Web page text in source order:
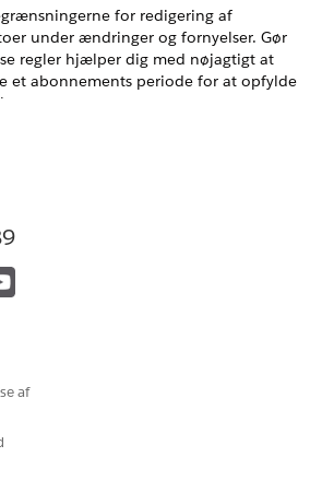
for redigering af
under ændringer og fornyelser. Gør
regler hjælper dig med nøjagtigt at
et abonnements periode for at opfylde
Experience
(tidligere Revenue Cloud)
aktiveret
Du kan ikke ændre slutdatoen på
indeholder rampehandler eller
produkter.
af